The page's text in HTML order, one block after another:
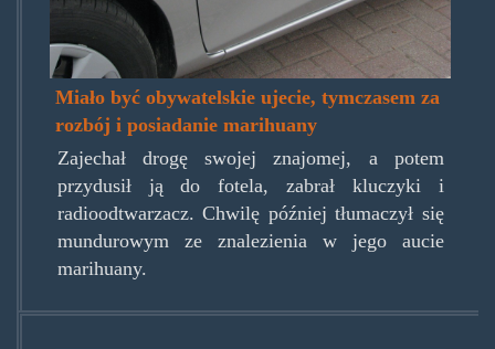
Miało być obywatelskie ujecie, tymczasem za
rozbój i posiadanie marihuany
Zajechał drogę swojej znajomej, a potem
przydusił ją do fotela, zabrał kluczyki i
radioodtwarzacz. Chwilę później tłumaczył się
mundurowym ze znalezienia w jego aucie
marihuany.